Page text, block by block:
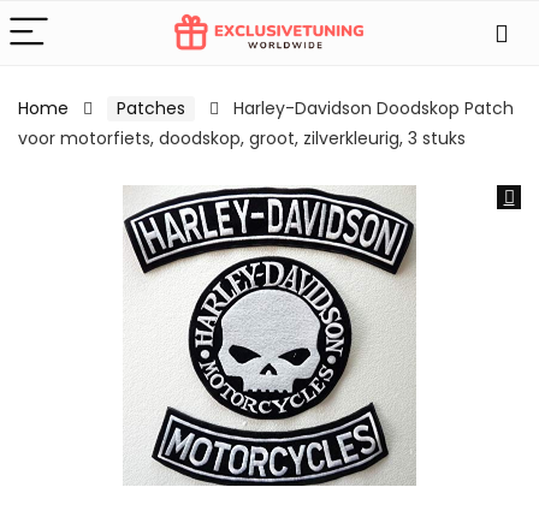
Home Patches
Harley-Davidson Doodskop Patch
voor motorfiets, doodskop, groot, zilverkleurig, 3 stuks